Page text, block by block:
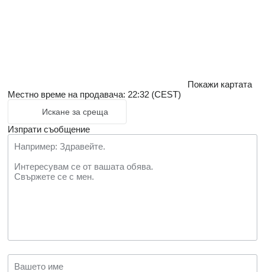
Покажи картата
Местно време на продавача: 22:32 (CEST)
Искане за среща
Изпрати съобщение